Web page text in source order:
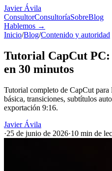
Javier Ávila
ConsultorConsultoríaSobreBlog
Hablemos →
Inicio/Blog/Contenido y autoridad
Tutorial CapCut
en 30 minutos
Tutorial completo de CapCut
básica, transiciones, subtítulos
exportación 9:16.
Javier Ávila
·25 de junio de 2026·10 min de